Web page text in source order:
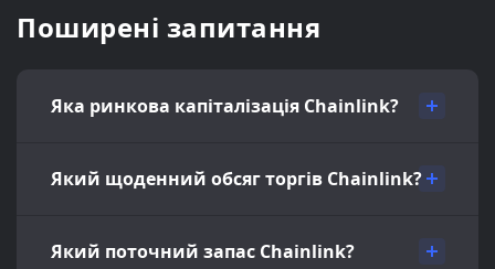
Поширені запитання
Яка ринкова капіталізація Chainlink?
Який щоденний обсяг торгів Chainlink?
Який поточний запас Chainlink?